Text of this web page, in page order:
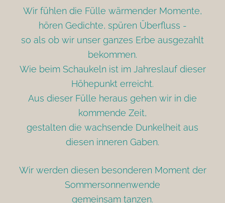
Wir fühlen die Fülle wärmender Momente,
hören Gedichte, spüren Überfluss -
so als ob wir unser ganzes Erbe ausgezahlt
bekommen.
Wie beim Schaukeln ist im Jahreslauf dieser
Höhepunkt erreicht.
Aus dieser Fülle heraus gehen wir in die
kommende Zeit,
gestalten die wachsende Dunkelheit aus
diesen inneren Gaben.
Wir werden diesen besonderen Moment der
Sommersonnenwende
gemeinsam tanzen.